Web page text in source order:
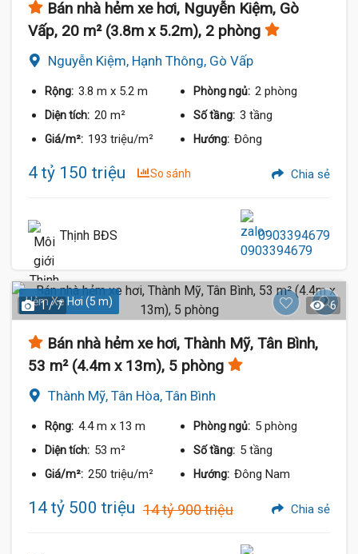
Bán nhà hẻm xe hơi, Nguyễn Kiệm, Gò
Vấp, 20 m² (3.8m x 5.2m), 2 phòng
Nguyễn Kiệm, Hạnh Thông, Gò Vấp
Rộng: 3.8 m x 5.2 m Phòng ngủ: 2 phòng
Diện tích: 20 m² Số tầng: 3 tầng
Giá/m²: 193 triệu/m² Hướng: Đông
4 tỷ 150 triệu So sánh Chia sẻ
Thịnh BĐS 0903394679
Hẻm Xe Hơi (5 m)
1 / 7 6
Bán nhà hẻm xe hơi, Thành Mỹ, Tân Bình,
53 m² (4.4m x 13m), 5 phòng
Thành Mỹ, Tân Hòa, Tân Bình
Rộng: 4.4 m x 13 m Phòng ngủ: 5 phòng
Diện tích: 53 m² Số tầng: 5 tầng
Giá/m²: 250 triệu/m² Hướng: Đông Nam
14 tỷ 500 triệu 14 tỷ 900 triệu Chia sẻ